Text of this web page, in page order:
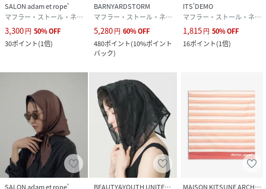
SALON adam et rope'
マフラー・ストール・ネックウォーマー
3,300円 50%OFF
30ポイント(1倍)
BARNYARDSTORM
マフラー・ストール・ネックウォーマー
5,280円 60%OFF
480ポイント(10%ポイント
バック)
ITS'DEMO
マフラー・ストール・ネックウォーマー
1,815円 50%OFF
16ポイント(1倍)
SALON adam et rope'
BEAUTY&YOUTH UNITED ARROWS
MAISON KITSUNE ARCHIVES